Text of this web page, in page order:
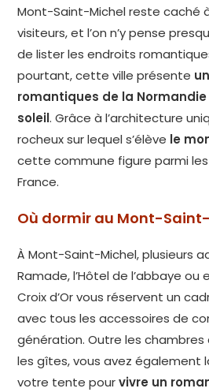
Mont-Saint-Michel reste caché
visiteurs, et l’on n’y pense
de lister les endroits
pourtant, cette ville présente
romantiques de la
soleil. Grâce à l’architecture
rocheux sur lequel s’élève le
cette commune figure parmi
France.
Où dormir au Mont-
À Mont-Saint-Michel, plusieurs
Ramade, l’Hôtel de l’abbaye ou
Croix d’Or vous réservent un
avec tous les accessoires de
génération. Outre les chambres
les gîtes, vous avez également
votre tente pourvivre un